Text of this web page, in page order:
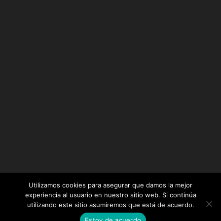
Diseñado por Elegant Themes| Desarrollado por
Utilizamos cookies para asegurar que damos la mejor
experiencia al usuario en nuestro sitio web. Si continúa
utilizando este sitio asumiremos que está de acuerdo.